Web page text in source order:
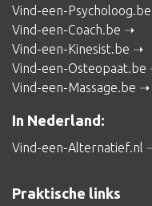
Vind-een-Psycholoog.be
Vind-een-Coach.be
Vind-een-Kinesist.be
Vind-een-Osteopaat.be
Vind-een-Massage.be
In Nederland:
Vind-een-Alternatief.nl
Praktische links